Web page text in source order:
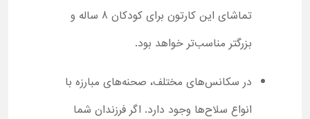
تماشای این کارتون برای کودکان 8 ساله و
بزرگتر مناسب‌تر خواهد بود.
در سکانس‌های مختلف، صحنه‌های مبارزه با
انواع سلاح‌ها وجود دارد. اگر فرزندان شما